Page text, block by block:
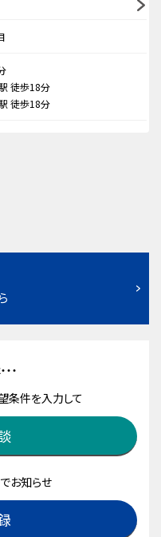
徒歩18分
徒歩18分
・
条件を入力して
お知らせ